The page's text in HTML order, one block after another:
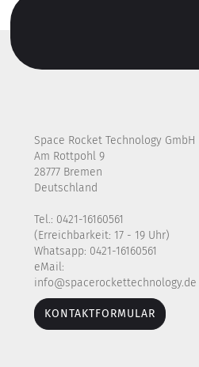
Space Rocket Technology GmbH
Am Rottpohl 9
28777 Bremen
Deutschland
Tel.: 0421-16160561
(Erreichbarkeit: 17 - 19 Uhr)
Whatsapp: 0421-16160561
eMail:
info@spacerockettechnology.de
KONTAKTFORMULAR